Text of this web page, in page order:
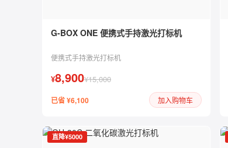
G-BOX ONE 便携式手持激光打标机
便携式手持激光打标机
¥8,900¥15,000
已省 ¥6,100 加入购物车
直降¥5000